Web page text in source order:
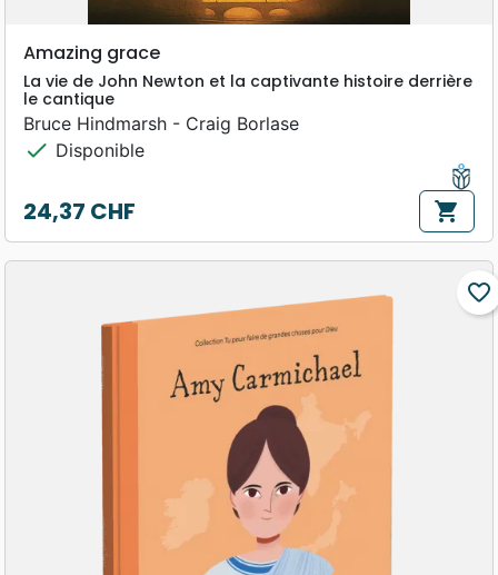
Amazing grace
La vie de John Newton et la captivante histoire derrière
le cantique
Bruce Hindmarsh - Craig Borlase
check Disponible
Prix
24,37 CHF shopping_cart
favorite_border